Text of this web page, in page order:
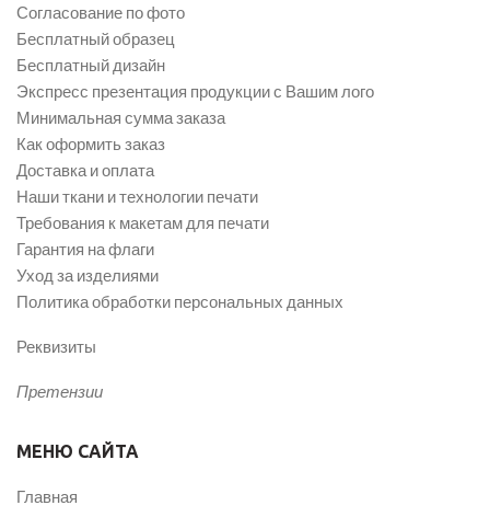
Согласование по фото
Бесплатный образец
Бесплатный дизайн
Экспресс презентация продукции с Вашим лого
Минимальная сумма заказа
Как оформить заказ
Доставка и оплата
Наши ткани и технологии печати
Требования к макетам для печати
Гарантия на флаги
Уход за изделиями
Политика обработки персональных данных
Реквизиты
Претензии
МЕНЮ САЙТА
Главная